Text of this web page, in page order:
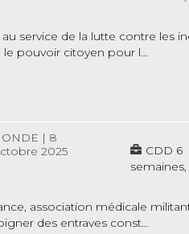
service de la lutte contre les
le pouvoir citoyen pour l…
| 8
2025
CDD 6
semaines,
association médicale
des entraves const…